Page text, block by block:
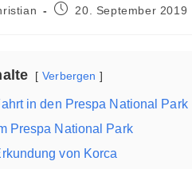
Beitrag20. September 2019
Verbergen
in den Prespa National Park
Prespa National Park
von Korca